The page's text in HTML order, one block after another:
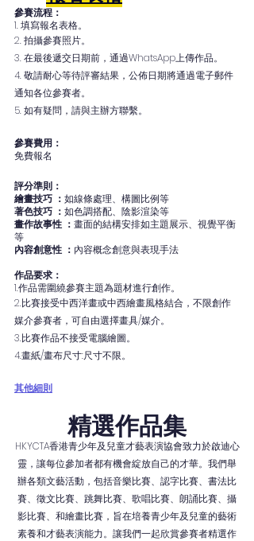
參賽流程：
1. 填寫報名表格。
2. 拍攝參賽照片。
3. 在最後遞交日期前，通過WhatsApp上傳作品。
4. 敬請耐心等待評審結果，公佈日期將通過電子郵件
通知各位參賽者。
5. 如有疑問，請與主辦方聯繫。
參賽費用：
免費報名
評分準則：
繪畫技巧 ： 如線條處理、構圖比例等
著色技巧 ： 如色調搭配、陰影渲染等
畫作故事性 ： 畫面的結構安排如主題展示、視覺平衡
等
內容創意性 ： 內容概念創意與表現手法
作品要求：
1.作品需圍繞參賽主題為題材進行創作。
2.比賽接受中西洋畫或中西繪畫風格結合，不限創作
媒介參賽者，可自由選擇畫具/媒介。
3.比賽作品不接受電腦繪圖。
4.畫紙/畫布尺寸:尺寸不限。
其他細則
精選作品集
HKYCTA香港青少年及兒童才藝表演協會致力於啟迪心
靈，讓每位參加者都有機會綻放自己的才華。我們舉
辦各類文藝活動，包括音樂比賽、認字比賽、書法比
賽、徵文比賽、跳舞比賽、歌唱比賽、朗誦比賽、攝
影比賽、和繪畫比賽，旨在培養青少年及兒童的藝術
素養和才藝表演能力。讓我們一起欣賞參賽者精選作